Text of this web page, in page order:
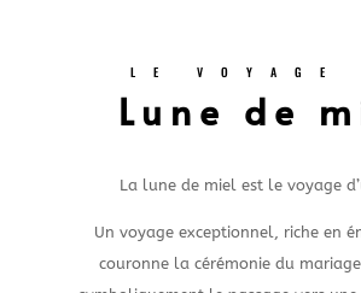
LE VOYAGE
Lune de
La lune de miel est le voyage
Un voyage exceptionnel, riche en
couronne la cérémonie du